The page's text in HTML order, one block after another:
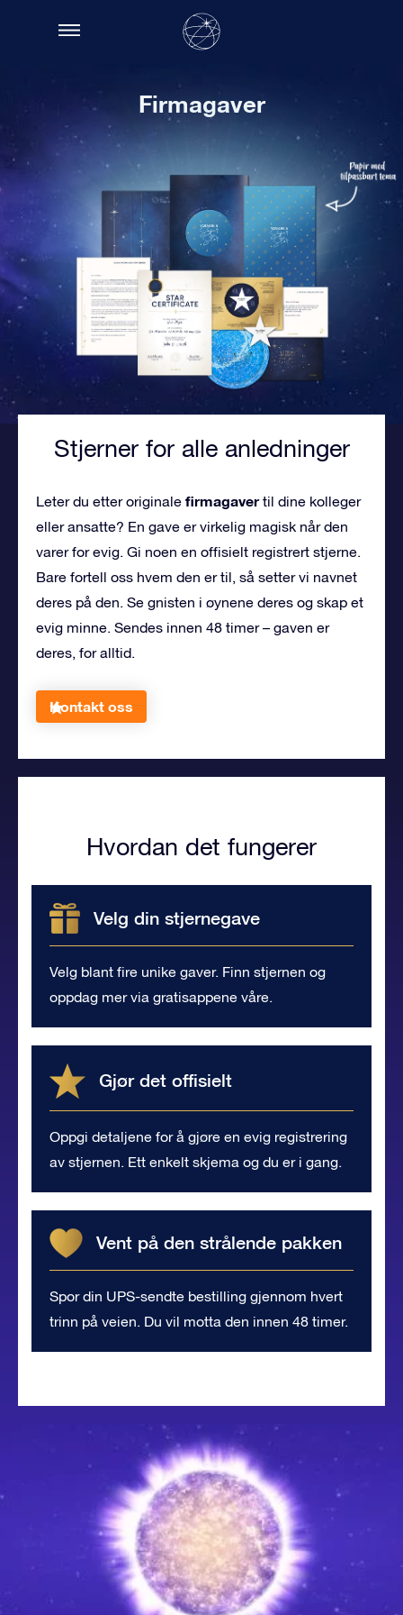
Firmagaver
Stjerner for alle anledninger
Leter du etter originale firmagavertil dine kolleger
eller ansatte? En gave er virkelig magisk når den
varer for evig. Gi noen en offisielt registrert stjerne.
Bare fortell oss hvem den er til, så setter vi navnet
deres på den. Se gnisten i øynene deres og skap et
evig minne. Sendes innen 48 timer – gaven er
deres, for alltid.
Kontakt oss
Hvordan det fungerer
Velg din stjernegave
Velg blant fire unike gaver. Finn stjernen og
oppdag mer via gratisappene våre.
Gjør det offisielt
Oppgi detaljene for å gjøre en evig registrering
av stjernen. Ett enkelt skjema og du er i gang.
Vent på den strålende pakken
Spor din UPS-sendte bestilling gjennom hvert
trinn på veien. Du vil motta den innen 48 timer.